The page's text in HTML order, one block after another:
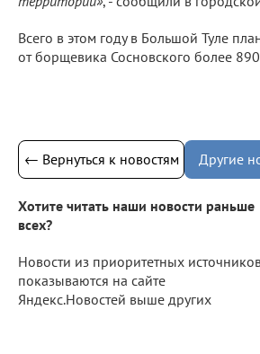
Всего в этом году в Большой Туле
от борщевика Сосновского более
← Вернуться к новостям Другие
Хотите читать наши новости раньше
всех?
Новости из приоритетных
показываются на сайте
Яндекс.Новостей выше других